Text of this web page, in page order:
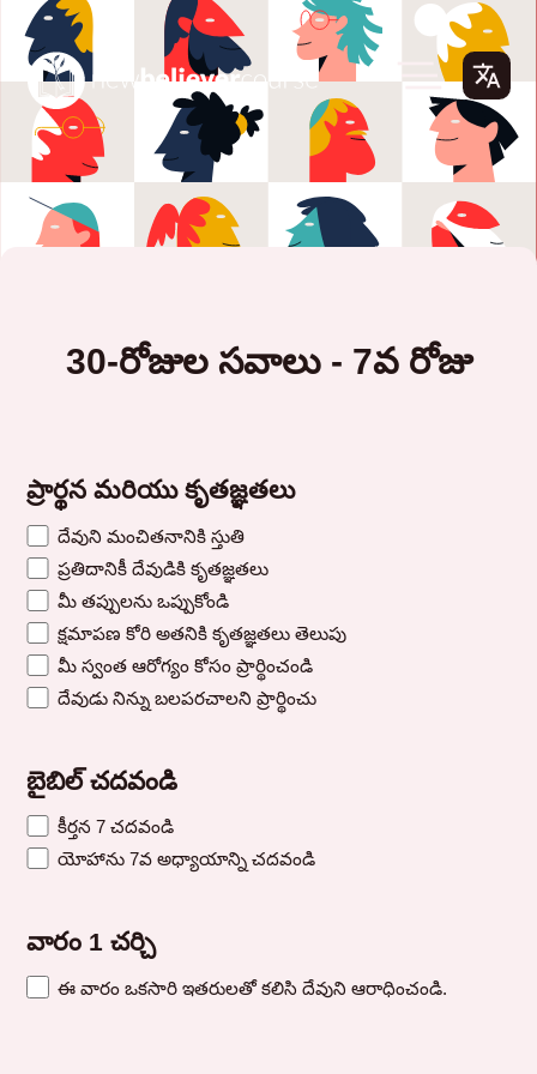
30-రోజుల సవాలు - 7వ రోజు
ప్రార్థన మరియు కృతజ్ఞతలు
దేవుని మంచితనానికి స్తుతి
ప్రతిదానికీ దేవుడికి కృతజ్ఞతలు
మీ తప్పులను ఒప్పుకోండి
క్షమాపణ కోరి అతనికి కృతజ్ఞతలు తెలుపు
మీ స్వంత ఆరోగ్యం కోసం ప్రార్థించండి
దేవుడు నిన్ను బలపరచాలని ప్రార్థించు
బైబిల్ చదవండి
కీర్తన 7 చదవండి
యోహాను 7వ అధ్యాయాన్ని చదవండి
వారం 1 చర్చి
ఈ వారం ఒకసారి ఇతరులతో కలిసి దేవుని ఆరాధించండి.